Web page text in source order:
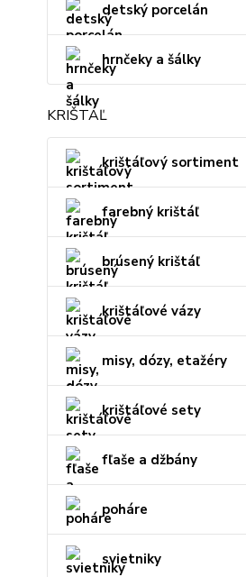
detský porcelán
hrnčeky a šálky
KRIŠTÁĽ
krištáľový sortiment
farebný krištáľ
brúsený krištáľ
krištáľové vázy
misy, dózy, etažéry
krištáľové sety
fľaše a džbány
poháre
svietniky